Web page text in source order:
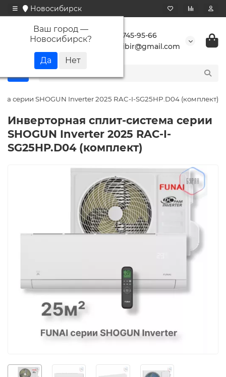
Новосибирск
Ваш город —
Новосибирск?
+7 923 745-95-66
buransibir@gmail.com
серии SHOGUN Inverter 2025 RAC-I-SG25HP.D04 (комплект)
Инверторная сплит-система серии
SHOGUN Inverter 2025 RAC-I-
SG25HP.D04 (комплект)